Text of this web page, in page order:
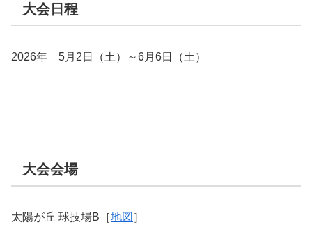
大会日程
2026年 5月2日（土）～6月6日（土）
大会会場
太陽が丘 球技場B［地図 ］